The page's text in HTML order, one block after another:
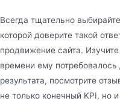
Всегда тщательно
которой доверите такой
продвижение сайта.
времени ему
результата, посмотрите
не только конечный KPI, но